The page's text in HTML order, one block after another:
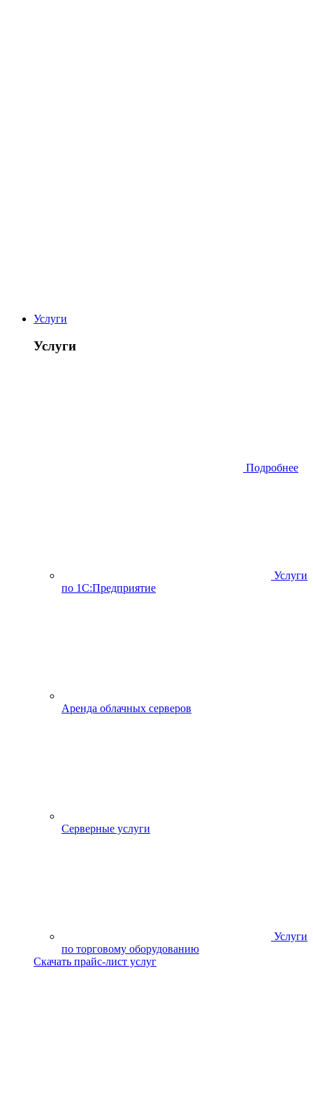
Услуги
Услуги
Подробнее
Услуги
по 1С:Предприятие
Аренда облачных серверов
Серверные услуги
Услуги
по торговому оборудованию
Скачать прайс-лист услуг